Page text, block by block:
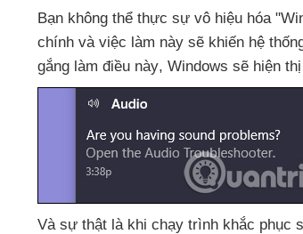
Bạn không thể thực sự vô hiệu hóa
chính và việc làm này sẽ khiến hệ
gắng làm điều này, Windows sẽ hiện
Và sự thật là khi chạy trình khắc phục